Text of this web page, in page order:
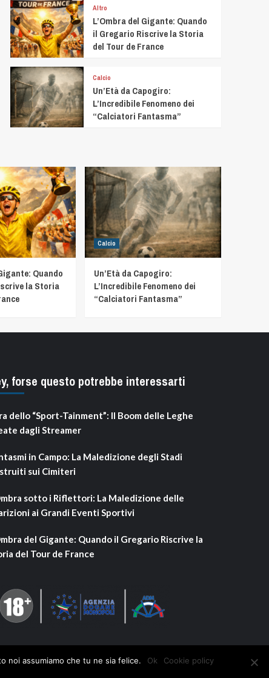
Altro
L’Ombra del Gigante: Quando
il Gregario Riscrive la Storia
del Tour de France
Calcio
Un’Età da Capogiro:
L’Incredibile Fenomeno dei
“Calciatori Fantasma”
Quando
la Storia
Calcio
Un’Età da Capogiro:
L’Incredibile Fenomeno dei
“Calciatori Fantasma”
forse questo potrebbe interessarti
dello “Sport-Tainment”: Il Boom delle Leghe
dagli Streamer
in Campo: La Maledizione degli Stadi
sui Cimiteri
sotto i Riflettori: La Maledizione delle
ai Grandi Eventi Sportivi
del Gigante: Quando il Gregario Riscrive la
del Tour de France
noi assumiamo che tu ne sia felice. Ok Cookie policy